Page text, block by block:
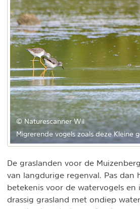
© Naturescanner Wil
Migrerende vogels zoals deze Kleine
De graslanden voor de
van langdurige regenval. Pas dan
betekenis voor de watervogels en
drassig grasland met ondiep